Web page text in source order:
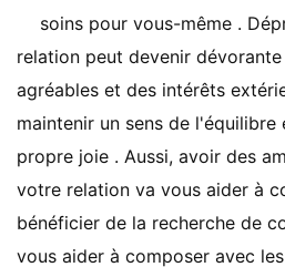
soins pour vous-même .
relation peut devenir
agréables et des intérêts
maintenir un sens de
propre joie . Aussi, avoir des
votre relation va vous aider à
bénéficier de la recherche de
vous aider à composer avec